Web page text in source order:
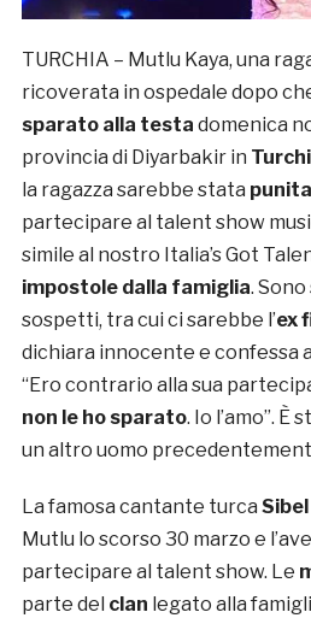
TURCHIA – Mutlu Kaya, una
ricoverata in ospedale dopo
sparato alla testa domenica
provincia di Diyarbakir in
la ragazza sarebbe stata punita
partecipare al talent show
simile al nostro Italia’s Got
impostole dalla famiglia.
sospetti, tra cui ci sarebbe l’ex
dichiara innocente e confessa
“Ero contrario alla sua
non le ho sparato. Io l’amo”.
un altro uomo
La famosa cantante turca Sibel
Mutlu lo scorso 30 marzo e
partecipare al talent show. Le
parte del clan legato alla